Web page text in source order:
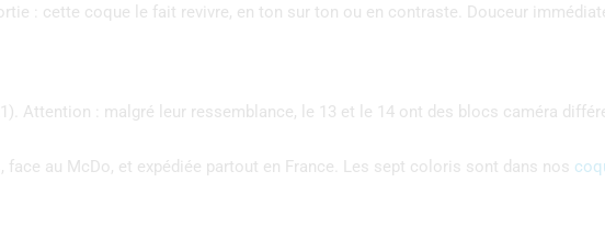
: cette coque le fait revivre, en ton sur ton ou en contraste. Douceur
Attention : malgré leur ressemblance, le 13 et le 14 ont des blocs caméra
face au McDo, et expédiée partout en France. Les sept coloris sont dans nos